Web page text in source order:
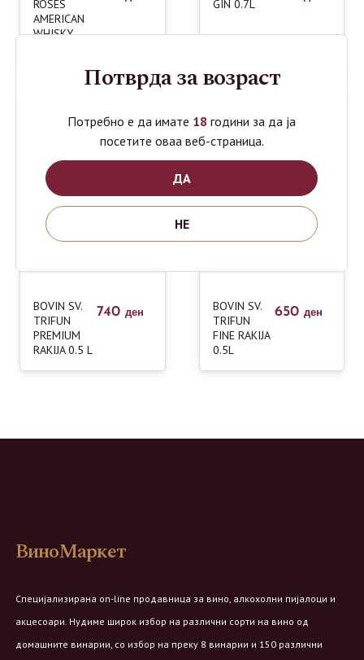
ROSES
AMERICAN
WHISKY
GIN 0.7L
BOVIN SV.
TRIFUN
PREMIUM
RAKIJA 0.5 L
740 ден
BOVIN SV.
TRIFUN
FINE RAKIJA
0.5L
650 ден
ВиноМаркет
Специјализирана on-line продавница за вино, алкохолни пијалоци и
акцесоари. Нудиме широк избор на различни сорти на вино од
домашните винарии, со избор на преку 8 винарии и 150 различни
Потврда за возраст
Потребно е да имате 18 години за да ја
посетите оваа веб-страница.
ДА
НЕ